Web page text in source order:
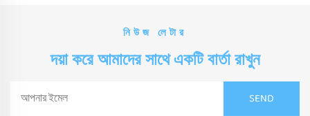
নিউজ লেটার
দয়া করে আমাদের সাথে একটি বার্তা রাখুন